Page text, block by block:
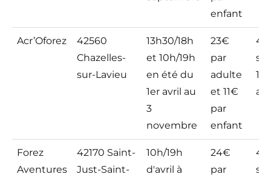
enfant
Acr’Oforez
42560
Chazelles-
sur-Lavieu
13h30/18h
et 10h/19h
en été du
1er avril au
3
novembre
23€
par
adulte
et 11€
par
enfant
sur
161
Forez
Aventures
42170 Saint-
Just-Saint-
10h/19h
d'avril à
24€
par
sur